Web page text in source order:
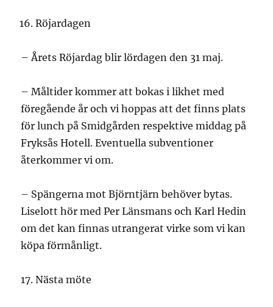
Röjardagen
– Årets Röjardag blir lördagen den 31 maj.
– Måltider kommer att bokas i likhet med
föregående år och vi hoppas att det finns plats
för lunch på Smidgården respektive middag på
Fryksås Hotell. Eventuella subventioner
återkommer vi om.
– Spängerna mot Björntjärn behöver bytas.
Liselott hör med Per Länsmans och Karl Hedin
om det kan finnas utrangerat virke som vi kan
köpa förmånligt.
Nästa möte